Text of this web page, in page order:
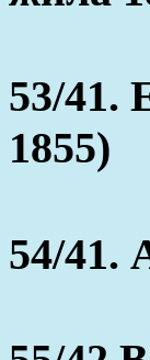
53/
1855)
54/41.